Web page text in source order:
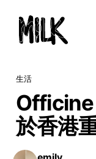
生活
於香港